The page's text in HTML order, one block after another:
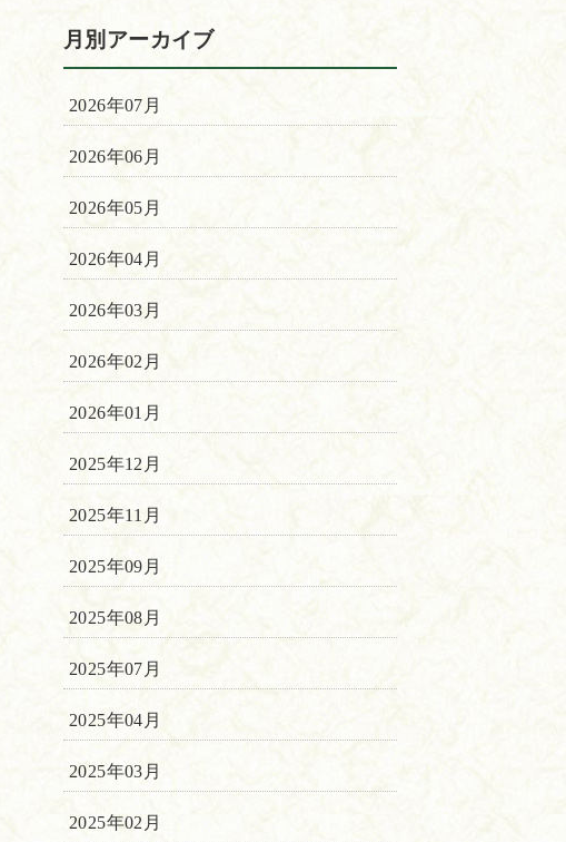
月別アーカイブ
2026年07月
2026年06月
2026年05月
2026年04月
2026年03月
2026年02月
2026年01月
2025年12月
2025年11月
2025年09月
2025年08月
2025年07月
2025年04月
2025年03月
2025年02月